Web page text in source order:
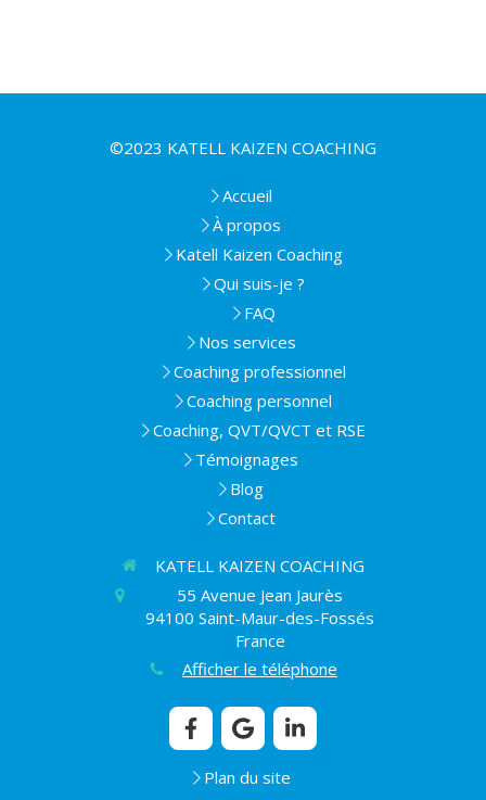
©2023 KATELL KAIZEN COACHING
Accueil
À propos
Katell Kaizen Coaching
Qui suis-je ?
FAQ
Nos services
Coaching professionnel
Coaching personnel
Coaching, QVT/QVCT et RSE
Témoignages
Blog
Contact
KATELL KAIZEN COACHING
55 Avenue Jean Jaurès
94100 Saint-Maur-des-Fossés
France
Afficher le téléphone
Plan du site